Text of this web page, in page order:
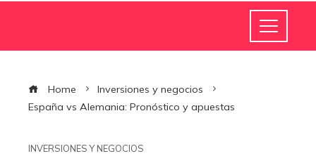
Home
Inversiones y negocios
España vs Alemania: Pronóstico y apuestas
INVERSIONES Y NEGOCIOS